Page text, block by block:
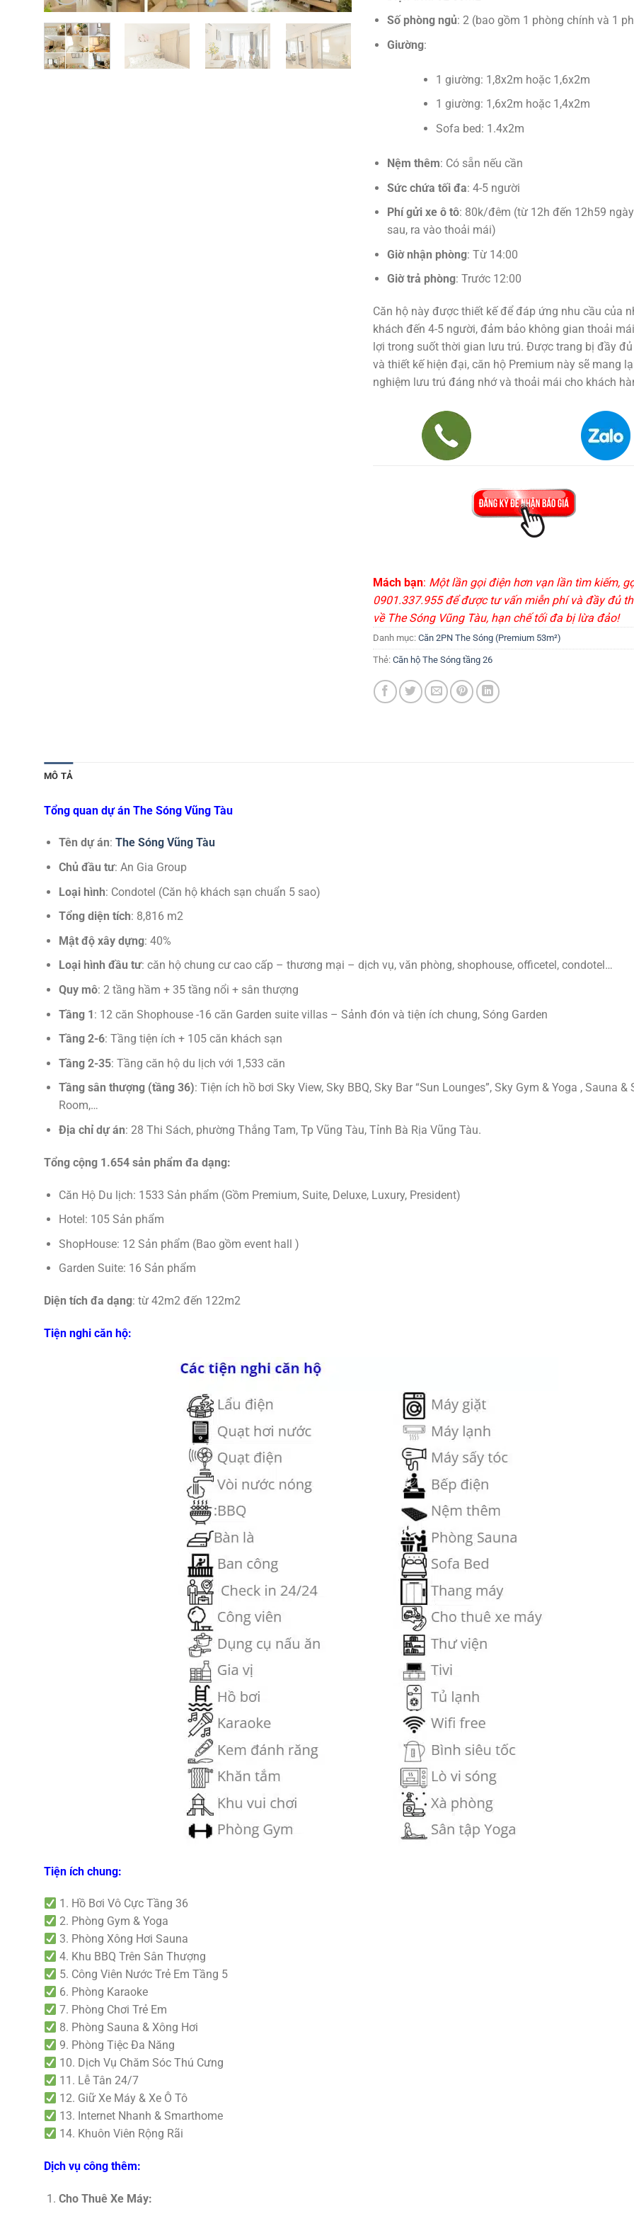
Số phòng ngủ: 2 (bao gồm 1 phòng chính và 1
Giường:
1 giường: 1,8x2m hoặc 1,6x2m
1 giường: 1,6x2m hoặc 1,4x2m
Sofa bed: 1.4x2m
Nệm thêm: Có sẵn nếu cần
Sức chứa tối đa: 4-5 người
Phí gửi xe ô tô: 80k/đêm (từ 12h đến 12h59
sau, ra vào thoải mái)
Giờ nhận phòng: Từ 14:00
Giờ trả phòng: Trước 12:00
Căn hộ này được thiết kế để đáp ứng nhu cầu của
khách đến 4-5 người, đảm bảo không gian thoải
lợi trong suốt thời gian lưu trú. Được trang bị đầy
và thiết kế hiện đại, căn hộ Premium này sẽ mang
nghiệm lưu trú đáng nhớ và thoải mái cho khách
Mách bạn: Một lần gọi điện hơn vạn lần tìm kiếm,
0901.337.955 để được tư vấn miễn phí và đầy đủ
về The Sóng Vũng Tàu, hạn chế tối đa bị lừa đảo!
Danh mục: Căn 2PN The Sóng (Premium 53m²)
Thẻ: Căn hộ The Sóng tầng 26
MÔ TẢ
Tổng quan dự án The Sóng Vũng Tàu
Tên dự án: The Sóng Vũng Tàu
Chủ đầu tư: An Gia Group
Loại hình: Condotel (Căn hộ khách sạn chuẩn 5 sao)
Tổng diện tích: 8,816 m2
Mật độ xây dựng: 40%
Loại hình đầu tư: căn hộ chung cư cao cấp – thương mại – dịch vụ, văn phòng, shophouse, officetel, condotel…
Quy mô: 2 tầng hầm + 35 tầng nổi + sân thượng
Tầng 1: 12 căn Shophouse -16 căn Garden suite villas – Sảnh đón và tiện ích chung, Sóng Garden
Tầng 2-6: Tầng tiện ích + 105 căn khách sạn
Tầng 2-35: Tầng căn hộ du lịch với 1,533 căn
Tầng sân thượng (tầng 36): Tiện ích hồ bơi Sky View, Sky BBQ, Sky Bar “Sun Lounges”, Sky Gym & Yoga , Sauna &
Room,…
Địa chỉ dự án: 28 Thi Sách, phường Thắng Tam, Tp Vũng Tàu, Tỉnh Bà Rịa Vũng Tàu.
Tổng cộng 1.654 sản phẩm đa dạng:
Căn Hộ Du lịch: 1533 Sản phẩm (Gồm Premium, Suite, Deluxe, Luxury, President)
Hotel: 105 Sản phẩm
ShopHouse: 12 Sản phẩm (Bao gồm event hall )
Garden Suite: 16 Sản phẩm
Diện tích đa dạng: từ 42m2 đến 122m2
Tiện nghi căn hộ:
Tiện ích chung:
1. Hồ Bơi Vô Cực Tầng 36
2. Phòng Gym & Yoga
3. Phòng Xông Hơi Sauna
4. Khu BBQ Trên Sân Thượng
5. Công Viên Nước Trẻ Em Tầng 5
6. Phòng Karaoke
7. Phòng Chơi Trẻ Em
8. Phòng Sauna & Xông Hơi
9. Phòng Tiệc Đa Năng
10. Dịch Vụ Chăm Sóc Thú Cưng
11. Lễ Tân 24/7
12. Giữ Xe Máy & Xe Ô Tô
13. Internet Nhanh & Smarthome
14. Khuôn Viên Rộng Rãi
Dịch vụ công thêm:
Cho Thuê Xe Máy: